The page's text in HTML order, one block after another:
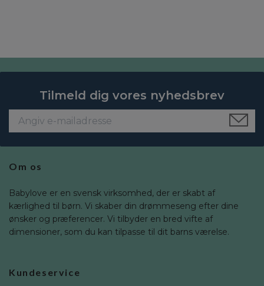
Tilmeld dig vores nyhedsbrev
Om os
Babylove er en svensk virksomhed, der er skabt af
kærlighed til børn. Vi skaber din drømmeseng efter dine
ønsker og præferencer. Vi tilbyder en bred vifte af
dimensioner, som du kan tilpasse til dit barns værelse.
Kundeservice